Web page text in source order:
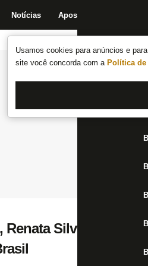
Usamos cookies para anúncios e
site você concorda com a Política
Notícias Apostas
Renata Silveira vai